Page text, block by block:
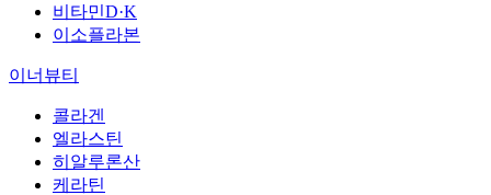
비타민D·K
이소플라본
이너뷰티
콜라겐
엘라스틴
히알루론산
케라틴